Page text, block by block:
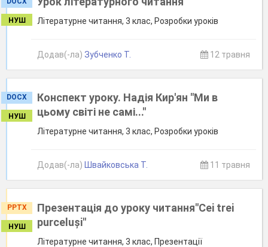
НУШ Літературне читання, 3 клас, Розробки уроків
Додав(-ла) Зубченко Т. 12 травня
DOCX
НУШ
Конспект уроку. Надія Кир'ян "Ми в
цьому світі не самі..."
Літературне читання, 3 клас, Розробки уроків
Додав(-ла) Швайковська Т. 11 травня
PPTX
НУШ
Презентація до уроку читання"Cei trei
purceluși"
Літературне читання, 3 клас, Презентації